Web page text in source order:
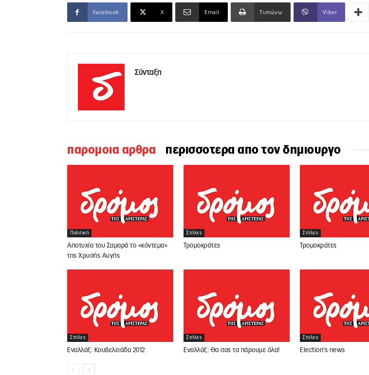
Facebook X Email Τυπώνω Viber
Σύνταξη
παρομοια αρθρα περισσοτερα απο τον δημιουργο
Πολιτική
Αποτυχία του Σαμαρά το «κόντεμα»
της Χρυσής Αυγής
Στήλες
Τρομοκράτες
Στήλες
Τρομοκράτες
Στήλες
Εναλλάξ: Κουβελειάδα 2012
Στήλες
Εναλλάξ: Θα σας τα πάρουμε όλα!
Στήλες
Election’s news